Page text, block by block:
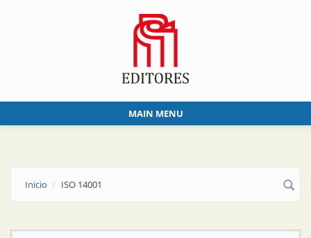
MAIN MENU
Inicio ISO 14001